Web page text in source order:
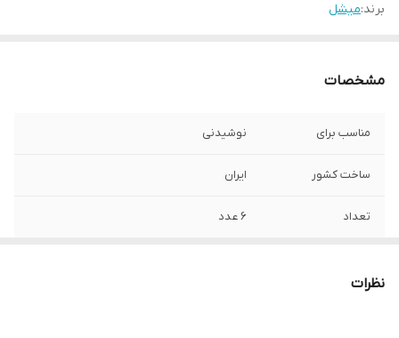
برند:میشل
مشخصات
مناسب برای نوشیدنی
ساخت کشور ایران
تعداد 6 عدد
نظرات